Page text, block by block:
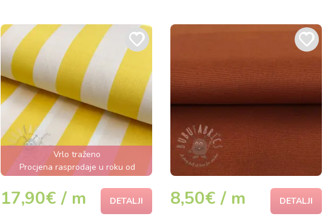
Vrlo traženo
Procjena rasprodaje u roku od
nekoliko sati
17,90€ / m DETALJI 8,50€ / m DETALJI